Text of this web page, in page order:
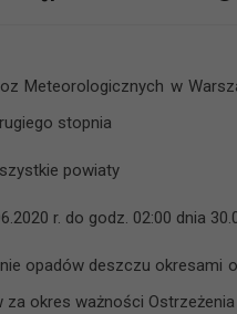
Meteorologicznych w
stopnia
powiaty
r. do godz. 02:00 dnia
opadów deszczu okresami
okres ważności